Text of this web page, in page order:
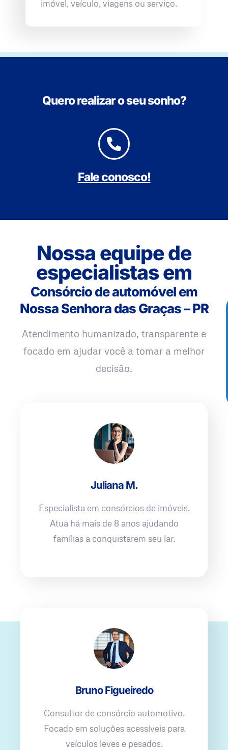
imóvel, veículo, viagens ou serviço.
Quero realizar o seu sonho?
Fale conosco!
Nossa equipe de
especialistas em
Consórcio de automóvel em
Nossa Senhora das Graças – PR
Atendimento humanizado, transparente e
focado em ajudar você a tomar a melhor
decisão.
Juliana M.
Especialista em consórcios de imóveis.
Atua há mais de 8 anos ajudando
famílias a conquistarem seu lar.
Bruno Figueiredo
Consultor de consórcio automotivo.
Focado em soluções acessíveis para
veículos leves e pesados.